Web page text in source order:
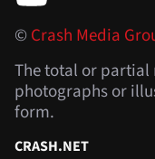
©Crash Media
The total or
photographs or
form.
CRASH.NET